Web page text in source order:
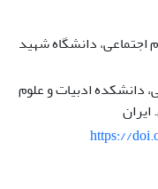
دانشگاه شهید
دانشکده ادبیات و علوم
https://